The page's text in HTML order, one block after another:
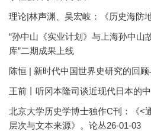
理论|林声渊、吴宏岐：《历史海防
“孙中山《实业计划》与上海孙中山
库”二期成果上线
陈恒 | 新时代中国世界史研究的回顾
王前丨听冈本隆司谈近现代日本的
北京大学历史学博士独作C刊：《<
层次与文本来源》。论丛26-01-03